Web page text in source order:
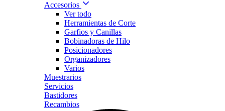
Accesorios
Ver todo
Herramientas de Corte
Garfios y Canillas
Bobinadoras de Hilo
Posicionadores
Organizadores
Varios
Muestrarios
Servicios
Bastidores
Recambios